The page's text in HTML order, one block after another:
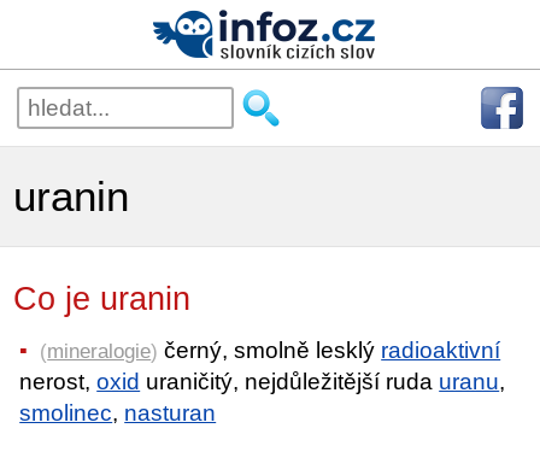
uranin
Co je uranin
(mineralogie) černý, smolně lesklý radioaktivní
nerost,oxid uraničitý, nejdůležitější ruda uranu,
smolinec, nasturan